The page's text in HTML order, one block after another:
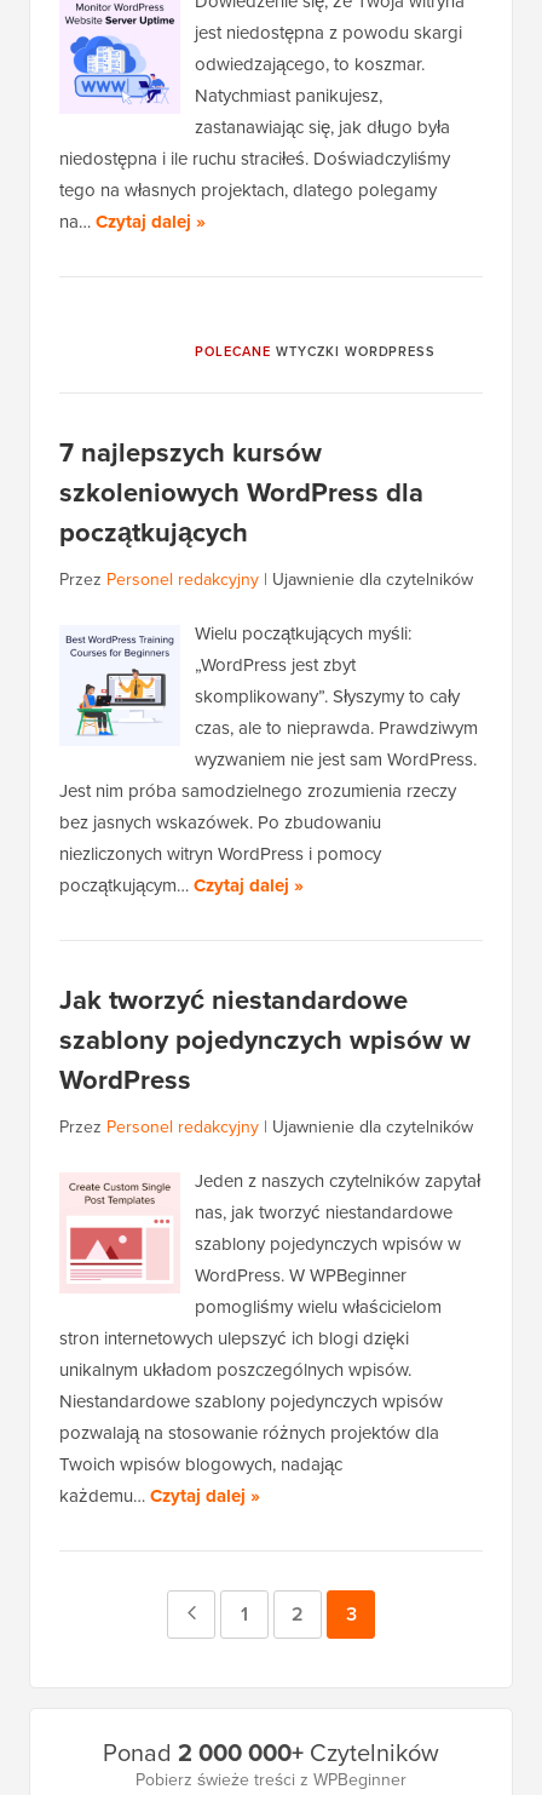
jest niedostępna z powodu skargi
odwiedzającego, to koszmar.
Natychmiast panikujesz,
zastanawiając się, jak długo była
niedostępna i ile ruchu straciłeś. Doświadczyliśmy
tego na własnych projektach, dlatego polegamy
na…Czytaj dalej »
POLECANE WTYCZKI WORDPRESS
7 najlepszych kursów
szkoleniowych WordPress dla
początkujących
Przez Personel redakcyjny | Ujawnienie dla czytelników
Wielu początkujących myśli:
„WordPress jest zbyt
skomplikowany”. Słyszymy to cały
czas, ale to nieprawda. Prawdziwym
wyzwaniem nie jest sam WordPress.
Jest nim próba samodzielnego zrozumienia rzeczy
bez jasnych wskazówek. Po zbudowaniu
niezliczonych witryn WordPress i pomocy
początkującym…Czytaj dalej »
Jak tworzyć niestandardowe
szablony pojedynczych wpisów w
WordPress
Przez Personel redakcyjny | Ujawnienie dla czytelników
Jeden z naszych czytelników zapytał
nas, jak tworzyć niestandardowe
szablony pojedynczych wpisów w
WordPress. W WPBeginner
pomogliśmy wielu właścicielom
stron internetowych ulepszyć ich blogi dzięki
unikalnym układom poszczególnych wpisów.
Niestandardowe szablony pojedynczych wpisów
pozwalają na stosowanie różnych projektów dla
Twoich wpisów blogowych, nadając
każdemu…Czytaj dalej »
Poprzednia
Strona
1 Strona
2 Strona
3
Ponad 2 000 000+ Czytelników
Pobierz świeże treści z WPBeginner